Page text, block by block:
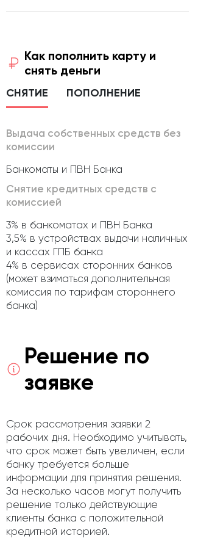
Как пополнить карту и
снять деньги
СНЯТИЕ ПОПОЛНЕНИЕ
Выдача собственных средств без
комиссии
Банкоматы и ПВН Банка
Снятие кредитных средств с
комиссией
3% в банкоматах и ПВН Банка
3,5% в устройствах выдачи наличных
и кассах ГПБ банка
4% в сервисах сторонних банков
(может взиматься дополнительная
комиссия по тарифам стороннего
банка)
Решение по
заявке
Срок рассмотрения заявки 2
рабочих дня. Необходимо учитывать,
что срок может быть увеличен, если
банку требуется больше
информации для принятия решения.
За несколько часов могут получить
решение только действующие
клиенты банка с положительной
кредитной историей.